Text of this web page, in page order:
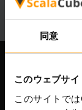
同意
このウェブサ
このサイトで